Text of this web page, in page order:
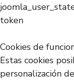
token
Cookies de
Estas cookies
personalización